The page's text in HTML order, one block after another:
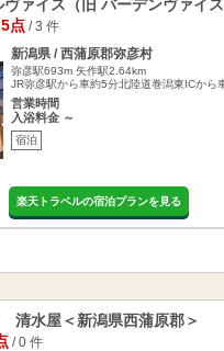
ァイス（旧 バーデンヴァイス
点/ 3 件
新潟県 / 西蒲原郡弥彦村
弥彦駅693m 矢作駅2.64km
JR弥彦駅から車約5分北陸道巻潟東ICから
営業時間
入浴料金 ～
宿泊
楽天トラベルの宿泊プランを見る
水屋＜新潟県西蒲原郡＞
/ 0 件